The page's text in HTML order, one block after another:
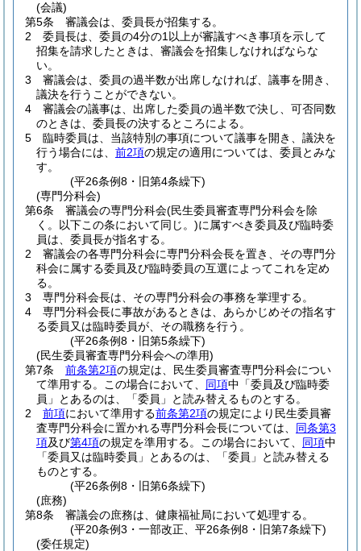
(会議)
第5条
審議会は、委員長が招集する。
2
委員長は、委員の4分の1以上が審議すべき事項を示して
招集を請求したときは、審議会を招集しなければならな
い。
3
審議会は、委員の過半数が出席しなければ、議事を開き、
議決を行うことができない。
4
審議会の議事は、出席した委員の過半数で決し、可否同数
のときは、委員長の決するところによる。
5
臨時委員は、当該特別の事項について議事を開き、議決を
行う場合には、 前2項の規定の適用については、委員とみな
す。
(平26条例8・旧第4条繰下)
(専門分科会)
第6条
審議会の専門分科会(民生委員審査専門分科会を除
く。以下この条において同じ。)に属すべき委員及び臨時委
員は、委員長が指名する。
2
審議会の各専門分科会に専門分科会長を置き、その専門分
科会に属する委員及び臨時委員の互選によってこれを定め
る。
3
専門分科会長は、その専門分科会の事務を掌理する。
4
専門分科会長に事故があるときは、あらかじめその指名す
る委員又は臨時委員が、その職務を行う。
(平26条例8・旧第5条繰下)
(民生委員審査専門分科会への準用)
第7条
前条第2項の規定は、民生委員審査専門分科会につい
て準用する。
この場合において、 同項中「委員及び臨時委
員」とあるのは、「委員」と読み替えるものとする。
2
前項において準用する前条第2項の規定により民生委員審
査専門分科会に置かれる専門分科会長については、 同条第3
項及び第4項の規定を準用する。 この場合において、 同項中
「委員又は臨時委員」とあるのは、「委員」と読み替える
ものとする。
(平26条例8・旧第6条繰下)
(庶務)
第8条
審議会の庶務は、健康福祉局において処理する。
(平20条例3・一部改正、平26条例8・旧第7条繰下)
(委任規定)